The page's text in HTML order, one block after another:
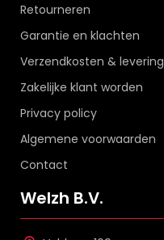
Retourneren
Garantie en klachten
Verzendkosten & levering
Zakelijke klant worden
Privacy policy
Algemene voorwaarden
Contact
Welzh B.V.